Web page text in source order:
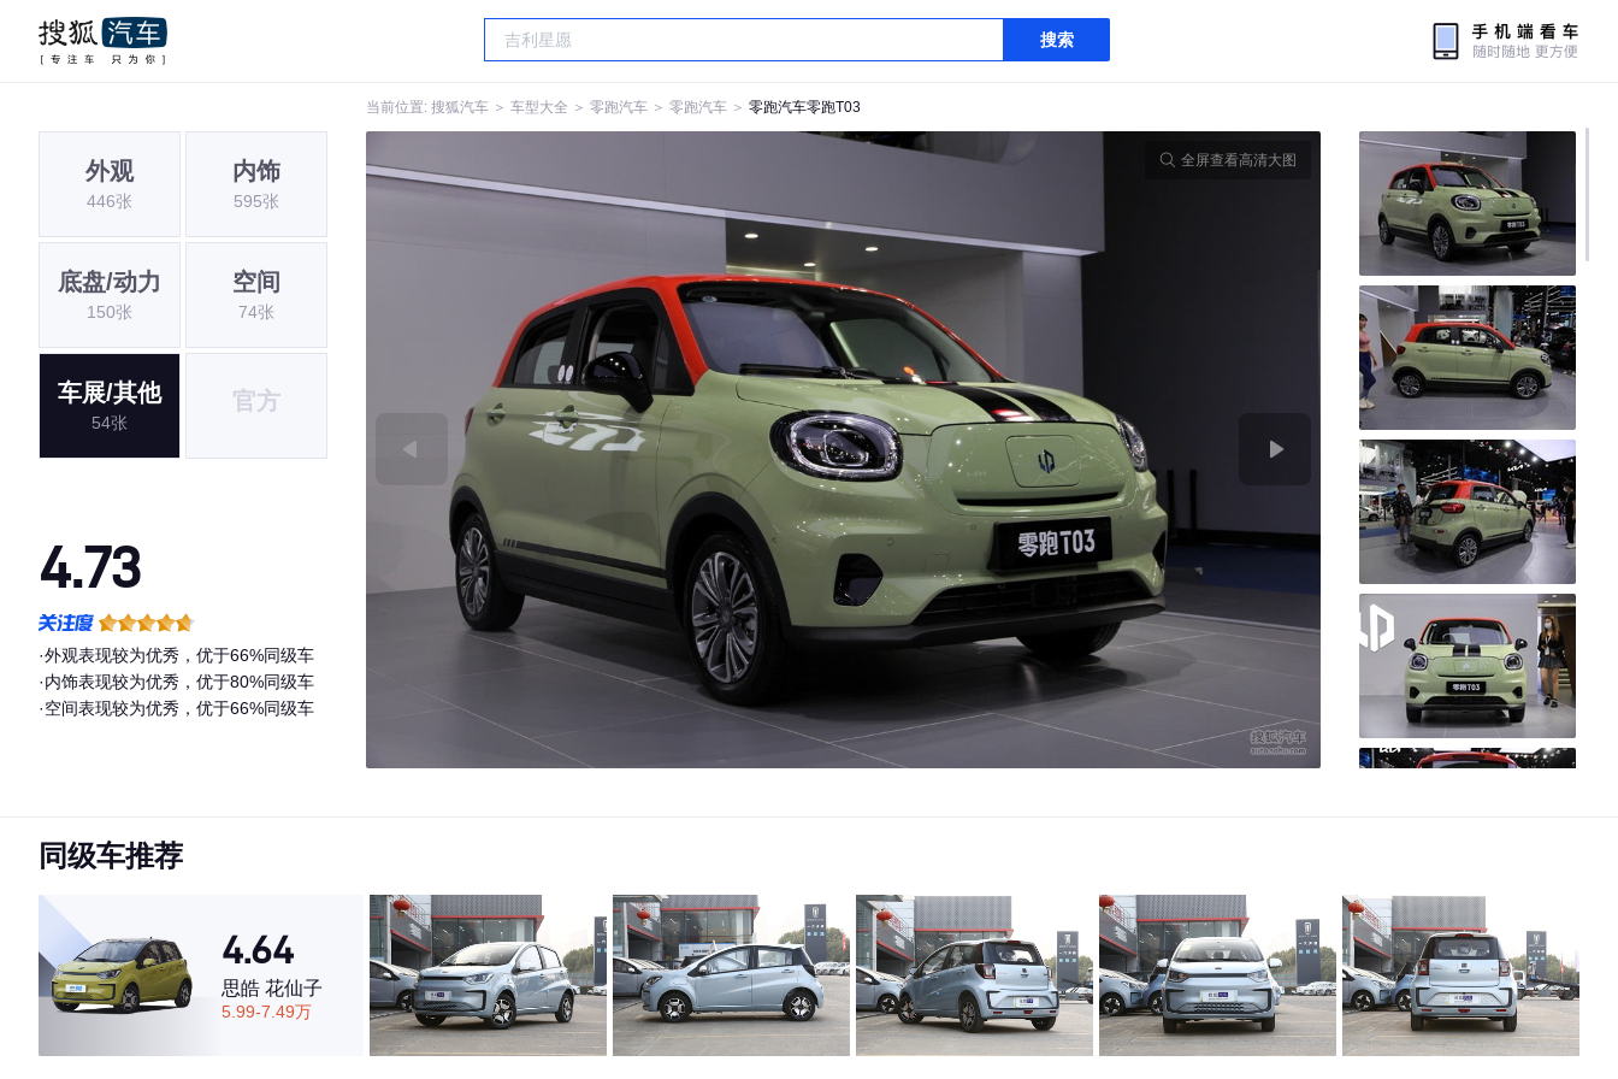
搜索
当前位置: 搜狐汽车 ＞ 车型大全 ＞ 零跑汽车 ＞ 零跑汽车 ＞ 零跑汽车零跑T03
外观
446张
内饰
595张
底盘/动力
150张
空间
74张
车展/其他
54张
官方
4.73
·外观表现较为优秀，优于66%同级车
·内饰表现较为优秀，优于80%同级车
·空间表现较为优秀，优于66%同级车
全屏查看高清大图
同级车推荐
4.64
思皓 花仙子
5.99-7.49万